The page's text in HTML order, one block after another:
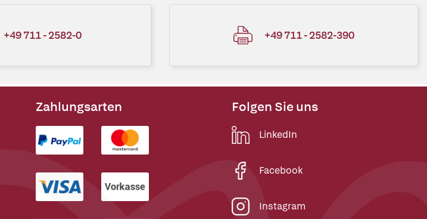
+49 711 - 2582-0 +49 711 - 2582-390
Zahlungsarten Folgen Sie uns
LinkedIn
Facebook
Instagram